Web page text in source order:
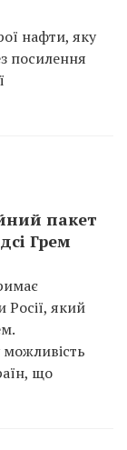
нафти, яку
посилення
пакет
Грем
Росії, який
що